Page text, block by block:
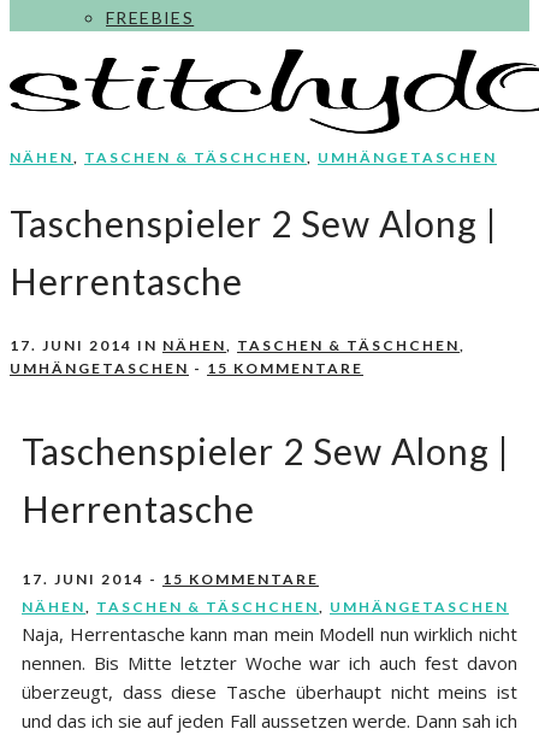
FREEBIES
NÄHEN, TASCHEN & TÄSCHCHEN, UMHÄNGETASCHEN
Taschenspieler 2 Sew Along |
Herrentasche
17. JUNI 2014 IN NÄHEN, TASCHEN & TÄSCHCHEN,
UMHÄNGETASCHEN - 15 KOMMENTARE
Taschenspieler 2 Sew Along |
Herrentasche
17. JUNI 2014 - 15 KOMMENTARE
NÄHEN
TASCHEN & TÄSCHCHEN UMHÄNGETASCHEN
Naja, Herrentasche kann man mein Modell nun wirklich nicht
nennen. Bis Mitte letzter Woche war ich auch fest davon
überzeugt, dass diese Tasche überhaupt nicht meins ist
und das ich sie auf jeden Fall aussetzen werde. Dann sah ich